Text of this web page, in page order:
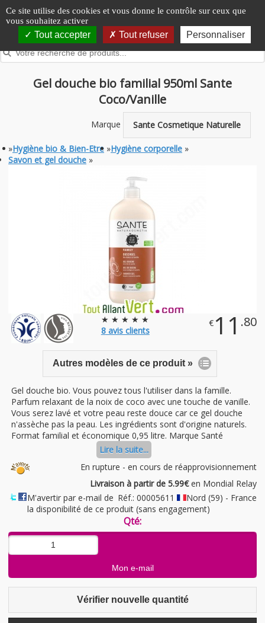
Panneau de gestion des cookies
Ce site utilise des cookies et vous donne le contrôle sur ceux que
vous souhaitez activer
Tout accepter Tout refuser Personnaliser
Gel douche bio familial 950ml Sante
Coco/Vanille
Marque Sante Cosmetique Naturelle
»Hygiène bio & Bien-Etre »Hygiène corporelle »
Savon et gel douche »
★ ★ ★ ★ ★
8avis clients
€ 11 .80
Autres modèles de ce produit »
Gel douche bio. Vous pouvez tous l'utiliser dans la famille.
Parfum relaxant de la noix de coco avec une touche de vanille.
Vous serez lavé et votre peau reste douce car ce gel douche
n'assèche pas la peau. Les ingrédients sont d'origine naturels.
Format familial et économique 0,95 litre. Marque Santé
Lire la suite...
En rupture - en cours de réapprovisionnement
Livraison à partir de 5.99€en Mondial Relay
Réf.: 00005611
Nord (59) - France
M'avertir par e-mail de
la disponibilité de ce produit (sans engagement)
Qté:
Vérifier nouvelle quantité